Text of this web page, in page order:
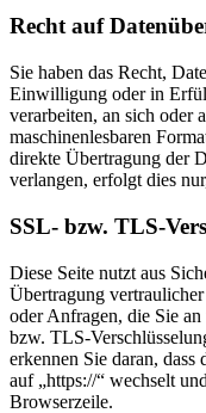
Recht auf
Sie haben das Recht,
Einwilligung oder in
verarbeiten, an sich oder
maschinenlesbaren
direkte Übertragung der
verlangen, erfolgt dies
SSL- bzw. TLS-
Diese Seite nutzt aus
Übertragung
oder Anfragen, die Sie
bzw. TLS-
erkennen Sie daran,
auf „https://“ wechselt
Browserzeile.